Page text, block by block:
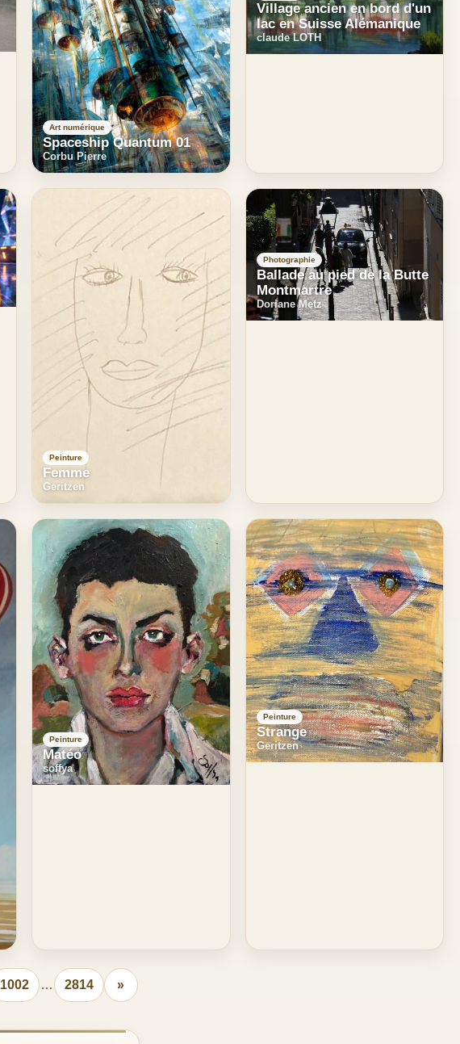
Art numérique
Spaceship Quantum 01
Corbu Pierre
Village ancien en bord d'un
lac en Suisse Alémanique
claude LOTH
Peinture
Femme
Geritzen
Photographie
Ballade au pied de la Butte
Montmartre
Doriane Metz
Peinture
Matéo
soffya
Peinture
Strange
Geritzen
1002 … 2814 »